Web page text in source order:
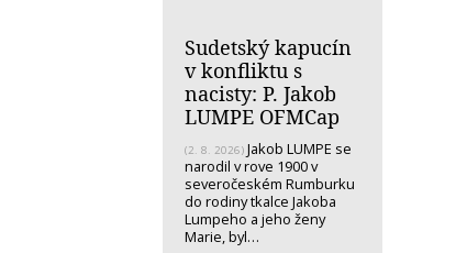
Sudetský kapucín
v konfliktu s
nacisty: P. Jakob
LUMPE OFMCap
(2. 8. 2026) Jakob LUMPE se
narodil v rove 1900 v
severočeském Rumburku
do rodiny tkalce Jakoba
Lumpeho a jeho ženy
Marie, byl…